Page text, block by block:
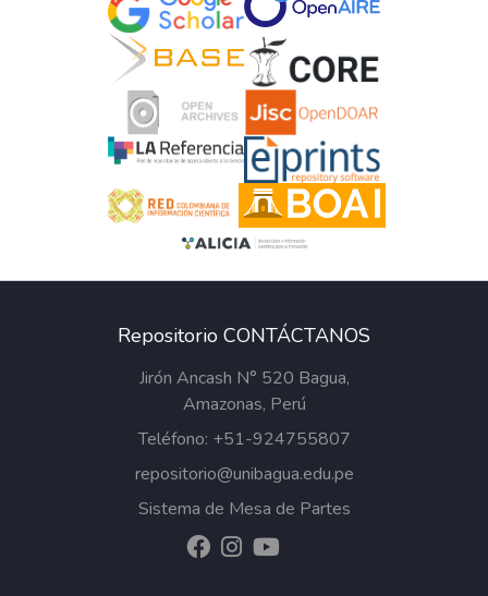
Repositorio CONTÁCTANOS
Jirón Ancash N° 520 Bagua,
Amazonas, Perú
Teléfono: +51-924755807
repositorio@unibagua.edu.pe
Sistema de Mesa de Partes